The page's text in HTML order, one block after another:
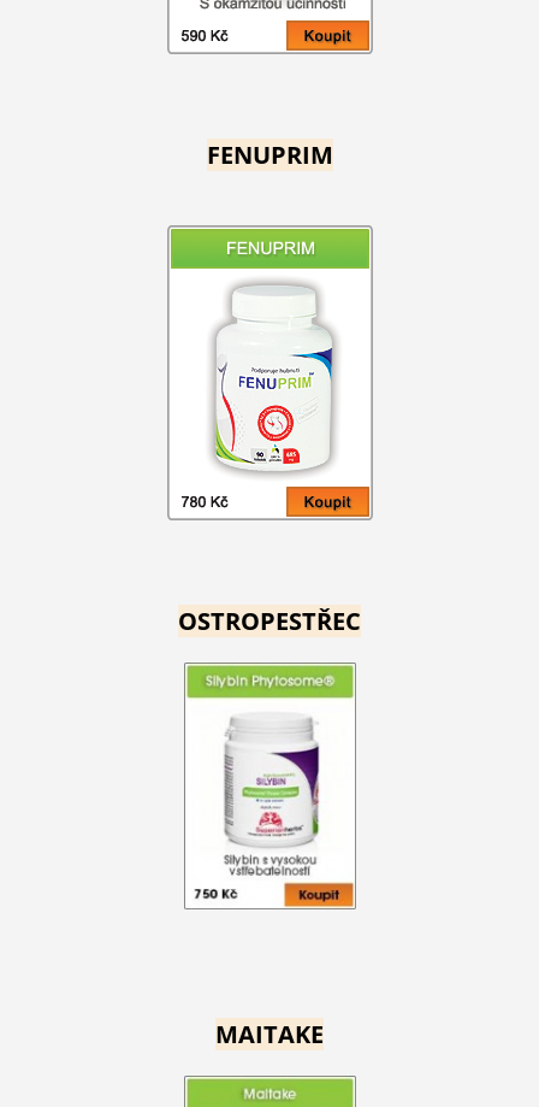
FENUPRIM
OSTROPESTŘEC
MAITAKE